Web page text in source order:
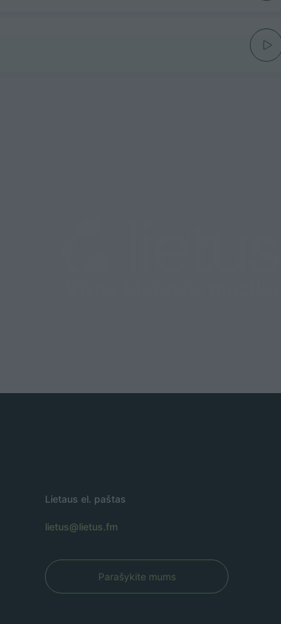
Lietaus el. paštas
lietus@lietus.fm
Parašykite mums